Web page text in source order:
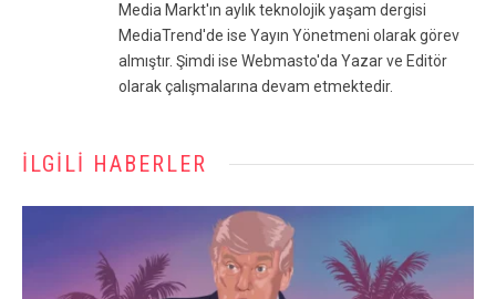
Media Markt'ın aylık teknolojik yaşam dergisi
MediaTrend'de ise Yayın Yönetmeni olarak görev
almıştır. Şimdi ise Webmasto'da Yazar ve Editör
olarak çalışmalarına devam etmektedir.
İLGILI HABERLER